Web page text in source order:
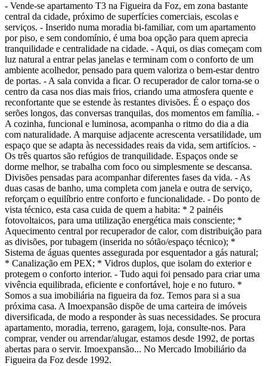
- Vende-se apartamento T3 na Figueira da Foz, em zona bastante
central da cidade, próximo de superfícies comerciais, escolas e
serviços. - Inserido numa moradia bi-familiar, com um apartamento
por piso, e sem condomínio, é uma boa opção para quem aprecia
tranquilidade e centralidade na cidade. - Aqui, os dias começam com
luz natural a entrar pelas janelas e terminam com o conforto de um
ambiente acolhedor, pensado para quem valoriza o bem-estar dentro
de portas. - A sala convida a ficar. O recuperador de calor torna-se o
centro da casa nos dias mais frios, criando uma atmosfera quente e
reconfortante que se estende às restantes divisões. É o espaço dos
serões longos, das conversas tranquilas, dos momentos em família. -
A cozinha, funcional e luminosa, acompanha o ritmo do dia a dia
com naturalidade. A marquise adjacente acrescenta versatilidade, um
espaço que se adapta às necessidades reais da vida, sem artifícios. -
Os três quartos são refúgios de tranquilidade. Espaços onde se
dorme melhor, se trabalha com foco ou simplesmente se descansa.
Divisões pensadas para acompanhar diferentes fases da vida. - As
duas casas de banho, uma completa com janela e outra de serviço,
reforçam o equilíbrio entre conforto e funcionalidade. - Do ponto de
vista técnico, esta casa cuida de quem a habita: * 2 painéis
fotovoltaicos, para uma utilização energética mais consciente; *
Aquecimento central por recuperador de calor, com distribuição para
as divisões, por tubagem (inserida no sótão/espaço técnico); *
Sistema de águas quentes assegurada por esquentador a gás natural;
* Canalização em PEX; * Vidros duplos, que isolam do exterior e
protegem o conforto interior. - Tudo aqui foi pensado para criar uma
vivência equilibrada, eficiente e confortável, hoje e no futuro. *
Somos a sua imobiliária na figueira da foz. Temos para si a sua
próxima casa. A Imoexpansão dispõe de uma carteira de imóveis
diversificada, de modo a responder às suas necessidades. Se procura
apartamento, moradia, terreno, garagem, loja, consulte-nos. Para
comprar, vender ou arrendar/alugar, estamos desde 1992, de portas
abertas para o servir. Imoexpansão... No Mercado Imobiliário da
Figueira da Foz desde 1992.